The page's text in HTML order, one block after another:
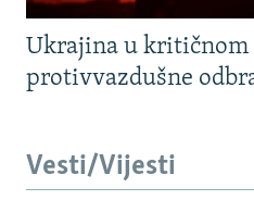
Ukrajina u kritičnom
protivvazdušne
Vesti/Vijesti